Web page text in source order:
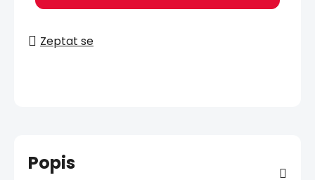
Zeptat se
Popis